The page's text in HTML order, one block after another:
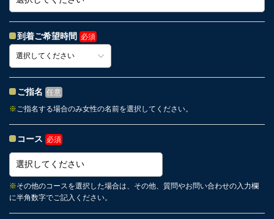
到着ご希望時間 必須
ご指名 任意
※ご指名する場合のみ女性の名前を選択してください。
コース 必須
※その他のコースを選択した場合は、その他、質問やお問い合わせの入力欄
に半角数字でご記入ください。